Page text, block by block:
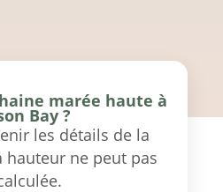
marée haute à
Bay ?
les détails de la
hauteur ne peut pas